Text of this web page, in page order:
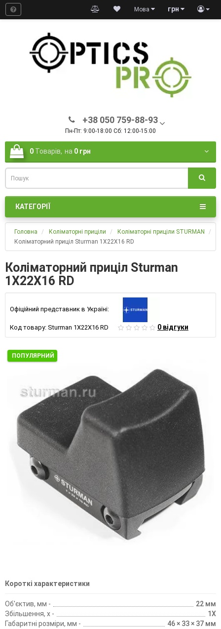
грн
Мова
+38 050 759-88-93
Пн-Пт: 9:00-18:00 Сб: 12:00-15:00
0 Товарів, на 0 грн
КАТЕГОРІЇ
Головна Коліматорні приціли
Коліматорні приціли STURMAN
Коліматорний приціл Sturman 1X22X16 RD
Коліматорний приціл Sturman
1X22X16 RD
Офіційний представник в Україні:
Код товару: Sturman 1X22X16 RD 0 відгуки
ПОПУЛЯРНИЙ
Короткі характеристики
Об'єктив, мм -
22 мм
Збільшення, х -
1X
Габаритні розміри, мм -
46 × 33 × 37 мм